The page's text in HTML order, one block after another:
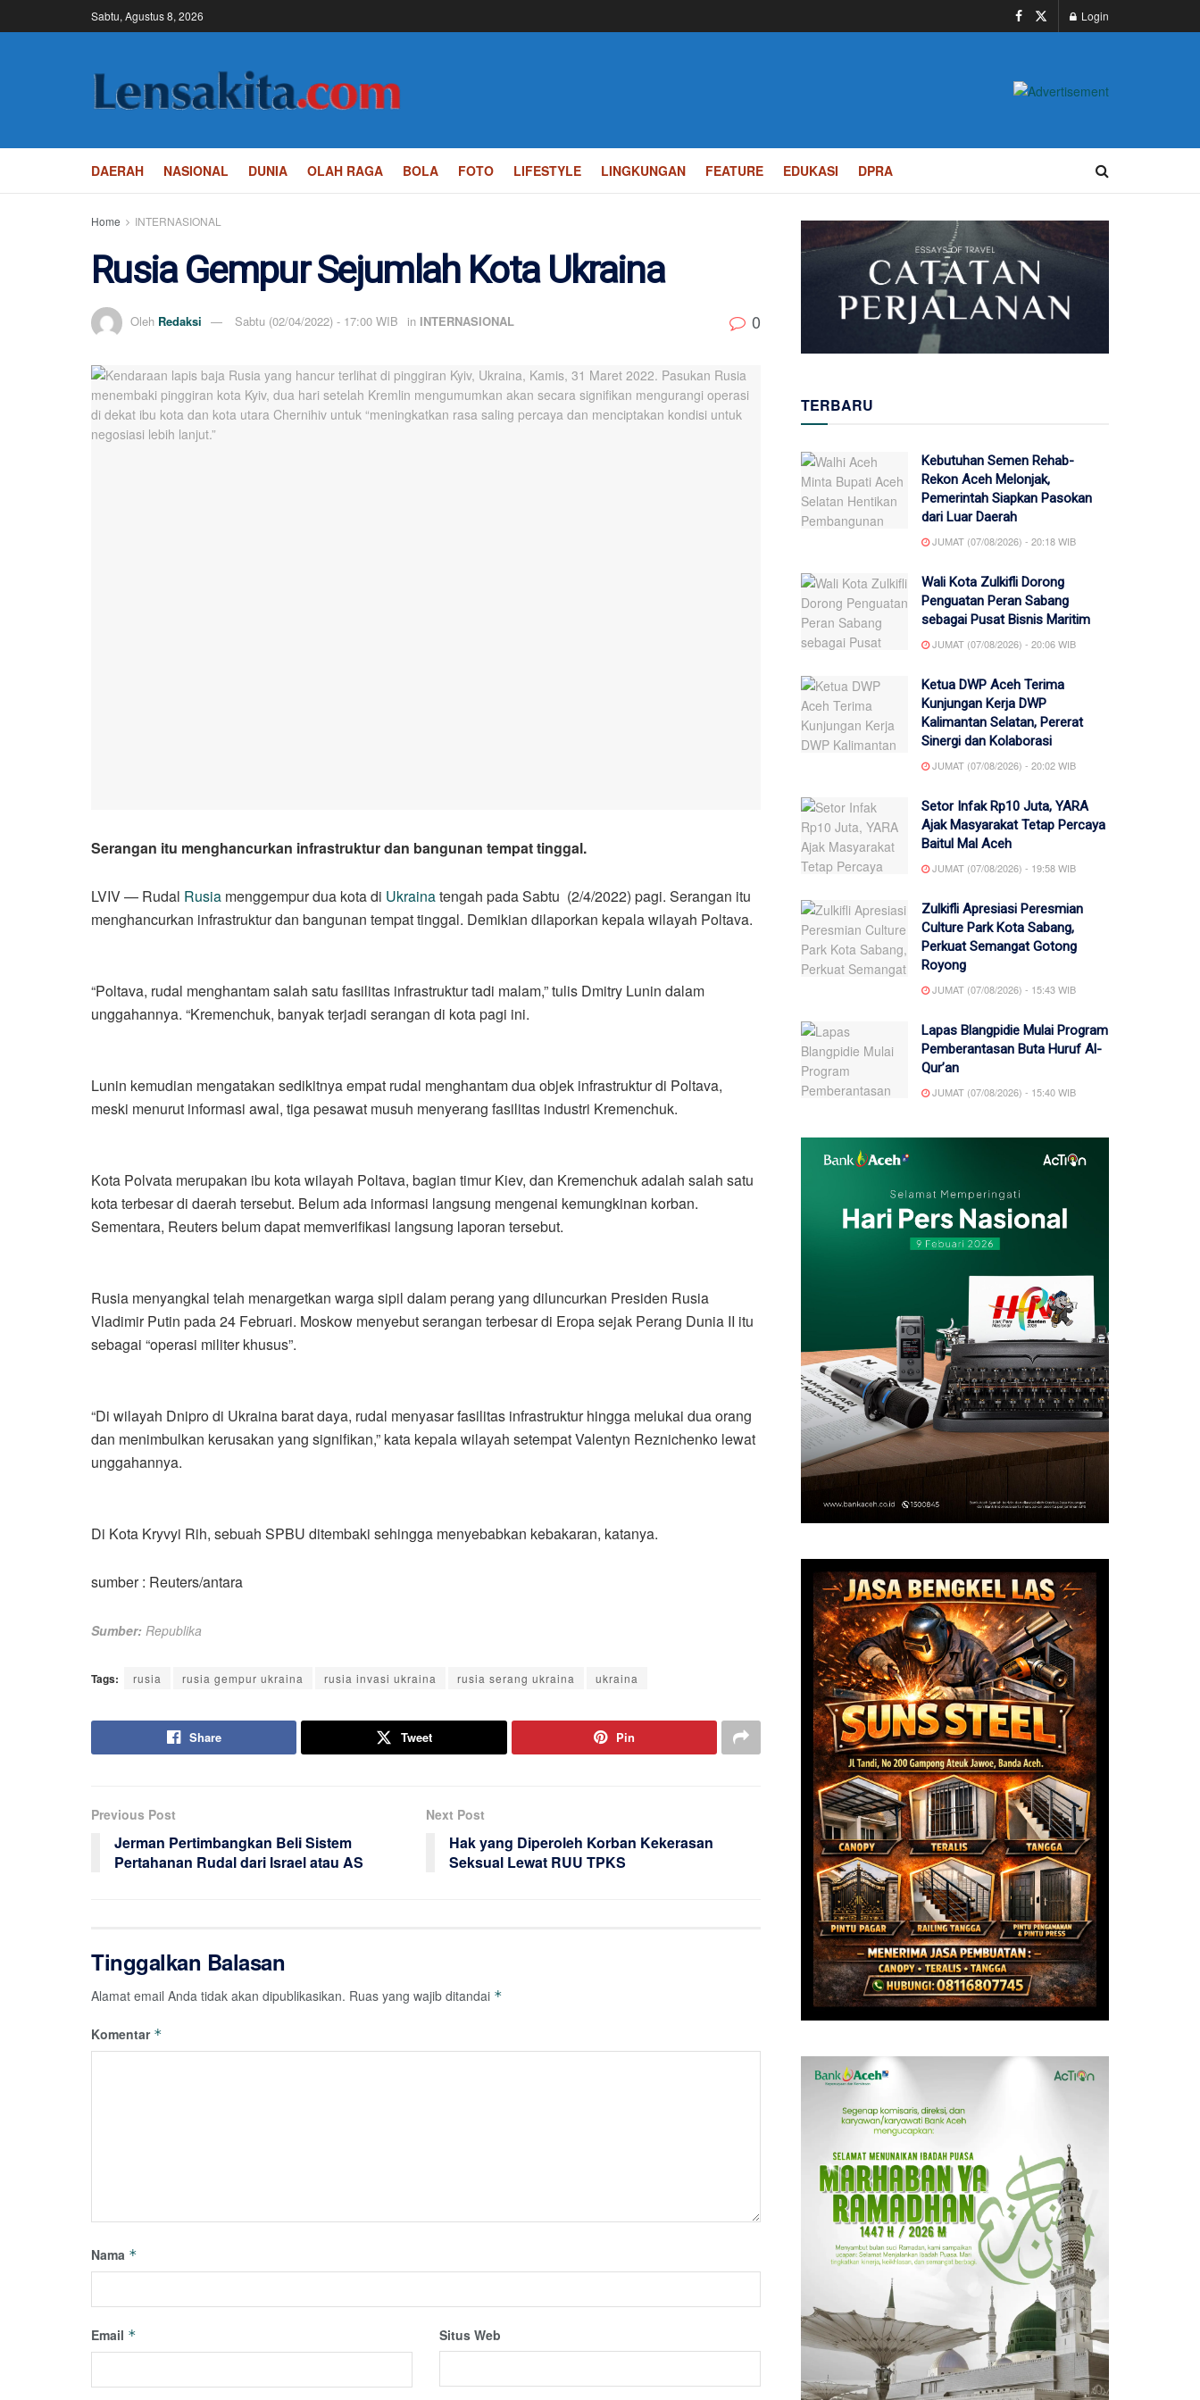
Sabtu, Agustus 8, 2026 Login
DAERAH NASIONAL DUNIA OLAH RAGA BOLA FOTO LIFESTYLE LINGKUNGAN FEATURE EDUKASI DPRA
Home INTERNASIONAL
Rusia Gempur Sejumlah Kota Ukraina
Oleh Redaksi Sabtu (02/04/2022) - 17:00 WIB in INTERNASIONAL 0
Serangan itu menghancurkan infrastruktur dan bangunan tempat tinggal.
LVIV — Rudal Rusia menggempur dua kota di Ukrainatengah pada Sabtu (2/4/2022) pagi. Serangan itu
menghancurkan infrastruktur dan bangunan tempat tinggal. Demikian dilaporkan kepala wilayah Poltava.
“Poltava, rudal menghantam salah satu fasilitas infrastruktur tadi malam,” tulis Dmitry Lunin dalam
unggahannya. “Kremenchuk, banyak terjadi serangan di kota pagi ini.
Lunin kemudian mengatakan sedikitnya empat rudal menghantam dua objek infrastruktur di Poltava,
meski menurut informasi awal, tiga pesawat musuh menyerang fasilitas industri Kremenchuk.
Kota Polvata merupakan ibu kota wilayah Poltava, bagian timur Kiev, dan Kremenchuk adalah salah satu
kota terbesar di daerah tersebut. Belum ada informasi langsung mengenai kemungkinan korban.
Sementara, Reuters belum dapat memverifikasi langsung laporan tersebut.
Rusia menyangkal telah menargetkan warga sipil dalam perang yang diluncurkan Presiden Rusia
Vladimir Putin pada 24 Februari. Moskow menyebut serangan terbesar di Eropa sejak Perang Dunia II itu
sebagai “operasi militer khusus”.
“Di wilayah Dnipro di Ukraina barat daya, rudal menyasar fasilitas infrastruktur hingga melukai dua orang
dan menimbulkan kerusakan yang signifikan,” kata kepala wilayah setempat Valentyn Reznichenko lewat
unggahannya.
Di Kota Kryvyi Rih, sebuah SPBU ditembaki sehingga menyebabkan kebakaran, katanya.
sumber : Reuters/antara
Sumber: Republika
Tags: rusia rusia gempur ukraina rusia invasi ukraina rusia serang ukraina ukraina
Share Tweet Pin
Previous Post
Jerman Pertimbangkan Beli Sistem
Pertahanan Rudal dari Israel atau AS
Next Post
Hak yang Diperoleh Korban Kekerasan
Seksual Lewat RUU TPKS
Tinggalkan Balasan
Alamat email Anda tidak akan dipublikasikan. Ruas yang wajib ditandai *
Komentar *
Nama *
Email * Situs Web
TERBARU
Kebutuhan Semen Rehab-
Rekon Aceh Melonjak,
Pemerintah Siapkan Pasokan
dari Luar Daerah
JUMAT (07/08/2026) - 20:18 WIB
Wali Kota Zulkifli Dorong
Penguatan Peran Sabang
sebagai Pusat Bisnis Maritim
JUMAT (07/08/2026) - 20:06 WIB
Ketua DWP Aceh Terima
Kunjungan Kerja DWP
Kalimantan Selatan, Pererat
Sinergi dan Kolaborasi
JUMAT (07/08/2026) - 20:02 WIB
Setor Infak Rp10 Juta, YARA
Ajak Masyarakat Tetap Percaya
Baitul Mal Aceh
JUMAT (07/08/2026) - 19:58 WIB
Zulkifli Apresiasi Peresmian
Culture Park Kota Sabang,
Perkuat Semangat Gotong
Royong
JUMAT (07/08/2026) - 15:43 WIB
Lapas Blangpidie Mulai Program
Pemberantasan Buta Huruf Al-
Qur’an
JUMAT (07/08/2026) - 15:40 WIB